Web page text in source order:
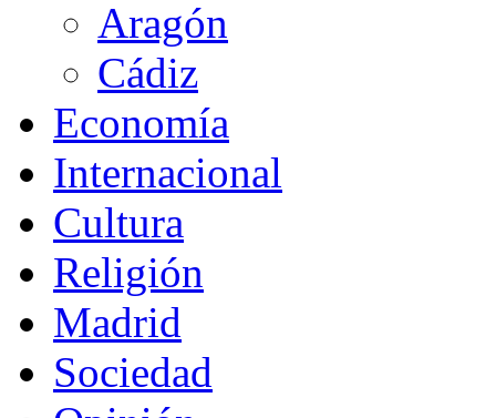
Aragón
Cádiz
Economía
Internacional
Cultura
Religión
Madrid
Sociedad